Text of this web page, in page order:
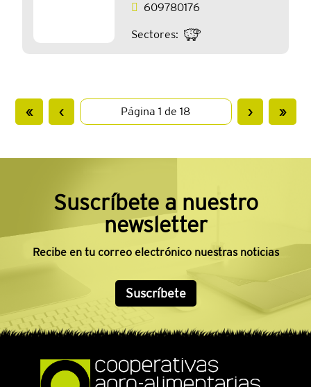
609780176
Sectores:
« ‹ › »
Suscríbete a nuestro
newsletter
Recibe en tu correo electrónico nuestras noticias
Suscríbete